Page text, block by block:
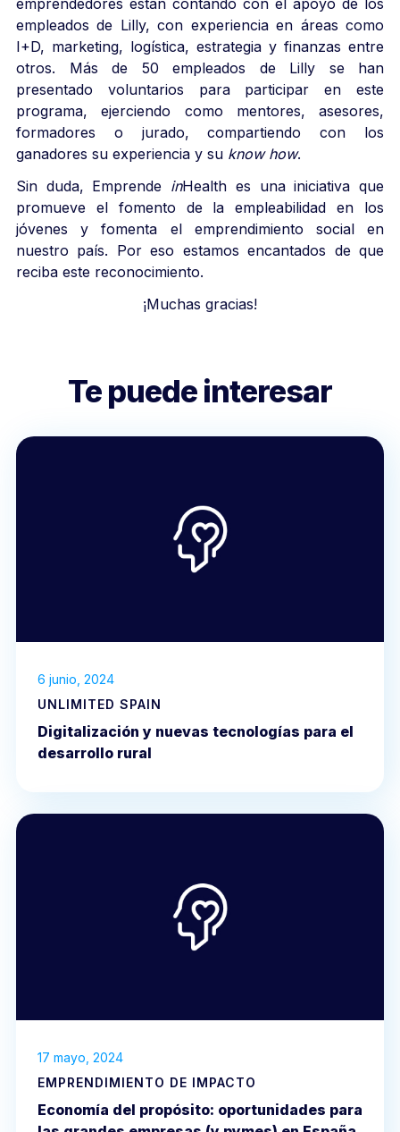
empleados de Lilly, con experiencia en áreas como
I+D, marketing, logística, estrategia y finanzas entre
otros. Más de 50 empleados de Lilly se han
presentado voluntarios para participar en este
programa, ejerciendo como mentores, asesores,
formadores o jurado, compartiendo con los
ganadores su experiencia y su know how.
Sin duda, Emprende inHealth es una iniciativa que
promueve el fomento de la empleabilidad en los
jóvenes y fomenta el emprendimiento social en
nuestro país. Por eso estamos encantados de que
reciba este reconocimiento.
¡Muchas gracias!
Te puede interesar
6 junio, 2024
UNLIMITED SPAIN
Digitalización y nuevas tecnologías para el
desarrollo rural
17 mayo, 2024
EMPRENDIMIENTO DE IMPACTO
Economía del propósito: oportunidades para